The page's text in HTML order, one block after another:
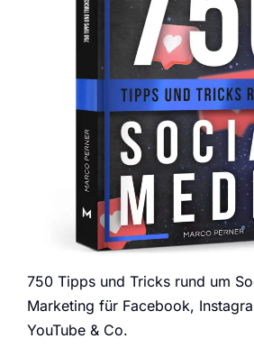
750 Tipps und Tricks rund um
Marketing für Facebook,
YouTube & Co.